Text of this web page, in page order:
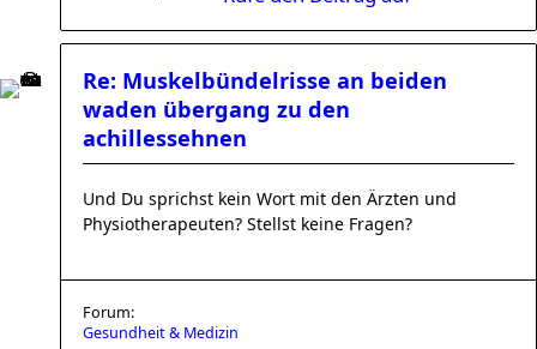
Re: Muskelbündelrisse an beiden
waden übergang zu den
achillessehnen
Und Du sprichst kein Wort mit den Ärzten und
Physiotherapeuten? Stellst keine Fragen?
Forum:
Gesundheit & Medizin